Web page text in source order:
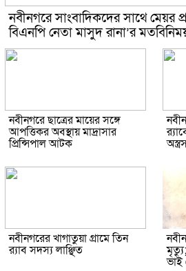
নবীনগরে সাংবাদিকদের সাথে মেয়র
বিএনপি নেতা মাসুদ রানা’র
নবীনগরে ছাত্রের মায়ের সঙ্গে
আপত্তিকর অবস্থায় মাদ্রাসার
প্রিন্সিপাল আটক
নবীনগরের খাগাতুয়া গ্রামে তিন
র‍্যাব সদস্য লাঞ্ছিত
ভাই